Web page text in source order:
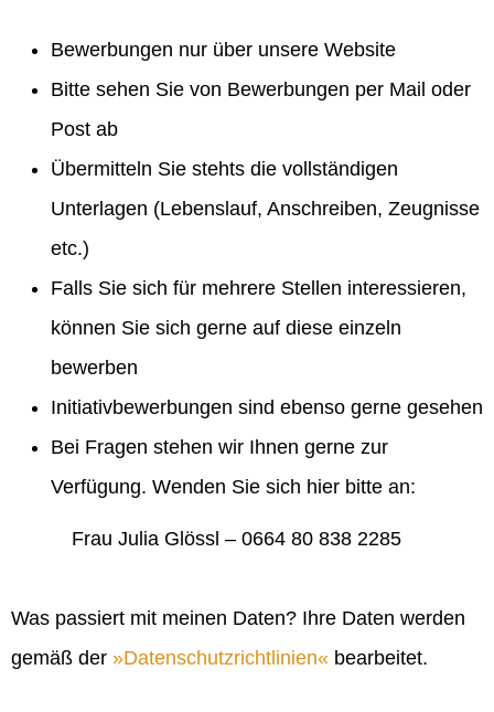
Bewerbungen nur über unsere Website
Bitte sehen Sie von Bewerbungen per Mail oder
Post ab
Übermitteln Sie stehts die vollständigen
Unterlagen (Lebenslauf, Anschreiben, Zeugnisse
etc.)
Falls Sie sich für mehrere Stellen interessieren,
können Sie sich gerne auf diese einzeln
bewerben
Initiativbewerbungen sind ebenso gerne gesehen
Bei Fragen stehen wir Ihnen gerne zur
Verfügung. Wenden Sie sich hier bitte an:
Frau Julia Glössl – 0664 80 838 2285
Was passiert mit meinen Daten? Ihre Daten werden
gemäß der
Datenschutzrichtlinien bearbeitet.